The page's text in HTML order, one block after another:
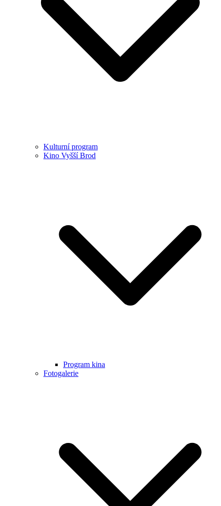
Kulturní program
Kino Vyšší Brod
Program kina
Fotogalerie